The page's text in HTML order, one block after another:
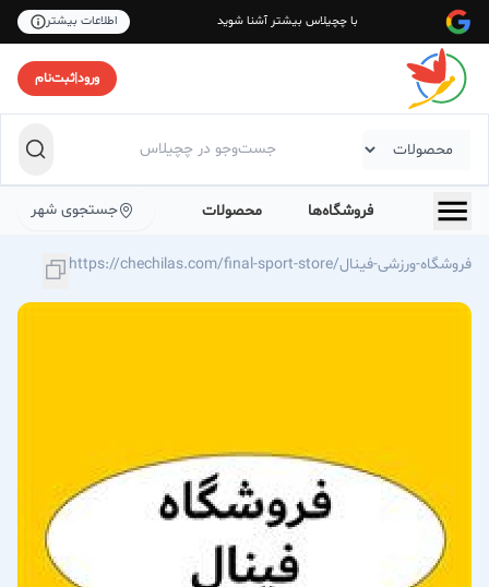
با چچیلاس بیشتر آشنا شوید اطلاعات بیشتر
ورود|ثبت‌نام
فروشگاه‌ها محصولات جستجوی شهر
https://chechilas.com/final-sport-store/فروشگاه-ورزشی-فینال